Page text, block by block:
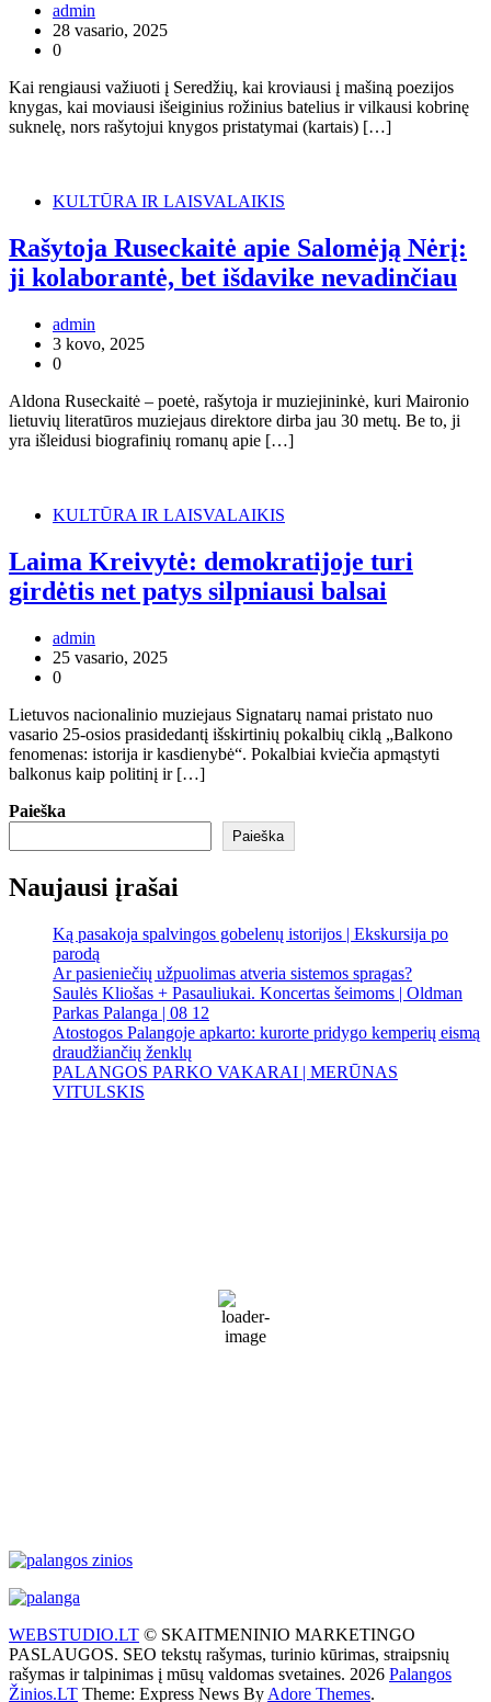
admin
28 vasario, 2025
0
Kai rengiausi važiuoti į Seredžių, kai kroviausi į mašiną poezijos
knygas, kai moviausi išeiginius rožinius batelius ir vilkausi kobrinę
suknelę, nors rašytojui knygos pristatymai (kartais) […]
KULTŪRA IR LAISVALAIKIS
Rašytoja Ruseckaitė apie Salomėją Nėrį:
ji kolaborantė, bet išdavike nevadinčiau
admin
3 kovo, 2025
0
Aldona Ruseckaitė – poetė, rašytoja ir muziejininkė, kuri Maironio
lietuvių literatūros muziejaus direktore dirba jau 30 metų. Be to, ji
yra išleidusi biografinių romanų apie […]
KULTŪRA IR LAISVALAIKIS
Laima Kreivytė: demokratijoje turi
girdėtis net patys silpniausi balsai
admin
25 vasario, 2025
0
Lietuvos nacionalinio muziejaus Signatarų namai pristato nuo
vasario 25-osios prasidedantį išskirtinių pokalbių ciklą „Balkono
fenomenas: istorija ir kasdienybė“. Pokalbiai kviečia apmąstyti
balkonus kaip politinį ir […]
Paieška
Paieška
Naujausi įrašai
Ką pasakoja spalvingos gobelenų istorijos | Ekskursija po
parodą
Ar pasieniečių užpuolimas atveria sistemos spragas?
Saulės Kliošas + Pasauliukai. Koncertas šeimoms | Oldman
Parkas Palanga | 08 12
Atostogos Palangoje apkarto: kurorte pridygo kemperių eismą
draudžiančių ženklų
PALANGOS PARKO VAKARAI | MERŪNAS
VITULSKIS
77 %
WEBSTUDIO.LT © SKAITMENINIO MARKETINGO
PASLAUGOS. SEO tekstų rašymas, turinio kūrimas, straipsnių
rašymas ir talpinimas į mūsų valdomas svetaines. 2026 Palangos
Žinios.LT Theme: Express News By Adore Themes.